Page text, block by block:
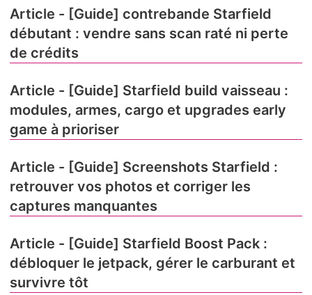
Article - [Guide] contrebande Starfield
débutant : vendre sans scan raté ni perte
de crédits
Article - [Guide] Starfield build vaisseau :
modules, armes, cargo et upgrades early
game à prioriser
Article - [Guide] Screenshots Starfield :
retrouver vos photos et corriger les
captures manquantes
Article - [Guide] Starfield Boost Pack :
débloquer le jetpack, gérer le carburant et
survivre tôt